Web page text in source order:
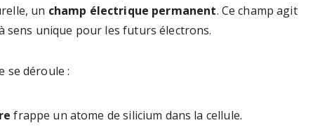
un champ électrique permanent. Ce champ agit
sens unique pour les futurs électrons.
se déroule :
frappe un atome de silicium dans la cellule.